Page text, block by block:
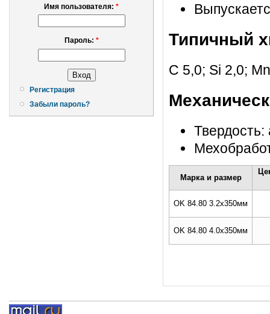
Имя пользователя: *
Пароль: *
Регистрация
Забыли пароль?
Типичный
С 5,0; Si 2,0;
Марка и размер
OK 84.80 3.2x350мм
OK 84.80 4.0x350мм